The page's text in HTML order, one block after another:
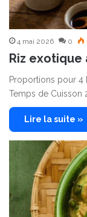
4 mai 2026 0
Riz exotique
Proportions pour 4
Temps de Cuisson
Lire la suite »